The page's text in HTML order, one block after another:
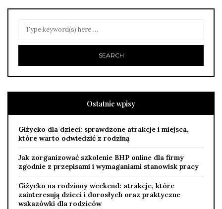
Ostatnie wpisy
Giżycko dla dzieci: sprawdzone atrakcje i miejsca,
które warto odwiedzić z rodziną
Jak zorganizować szkolenie BHP online dla firmy
zgodnie z przepisami i wymaganiami stanowisk pracy
Giżycko na rodzinny weekend: atrakcje, które
zainteresują dzieci i dorosłych oraz praktyczne
wskazówki dla rodziców